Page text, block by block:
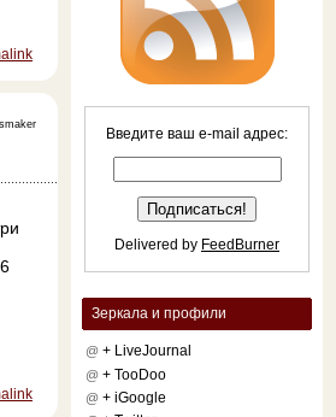
Введите ваш e-mail адрес:
Delivered by FeedBurner
Зеркала и профили
@ + LiveJournal
@ + TooDoo
@ + iGoogle